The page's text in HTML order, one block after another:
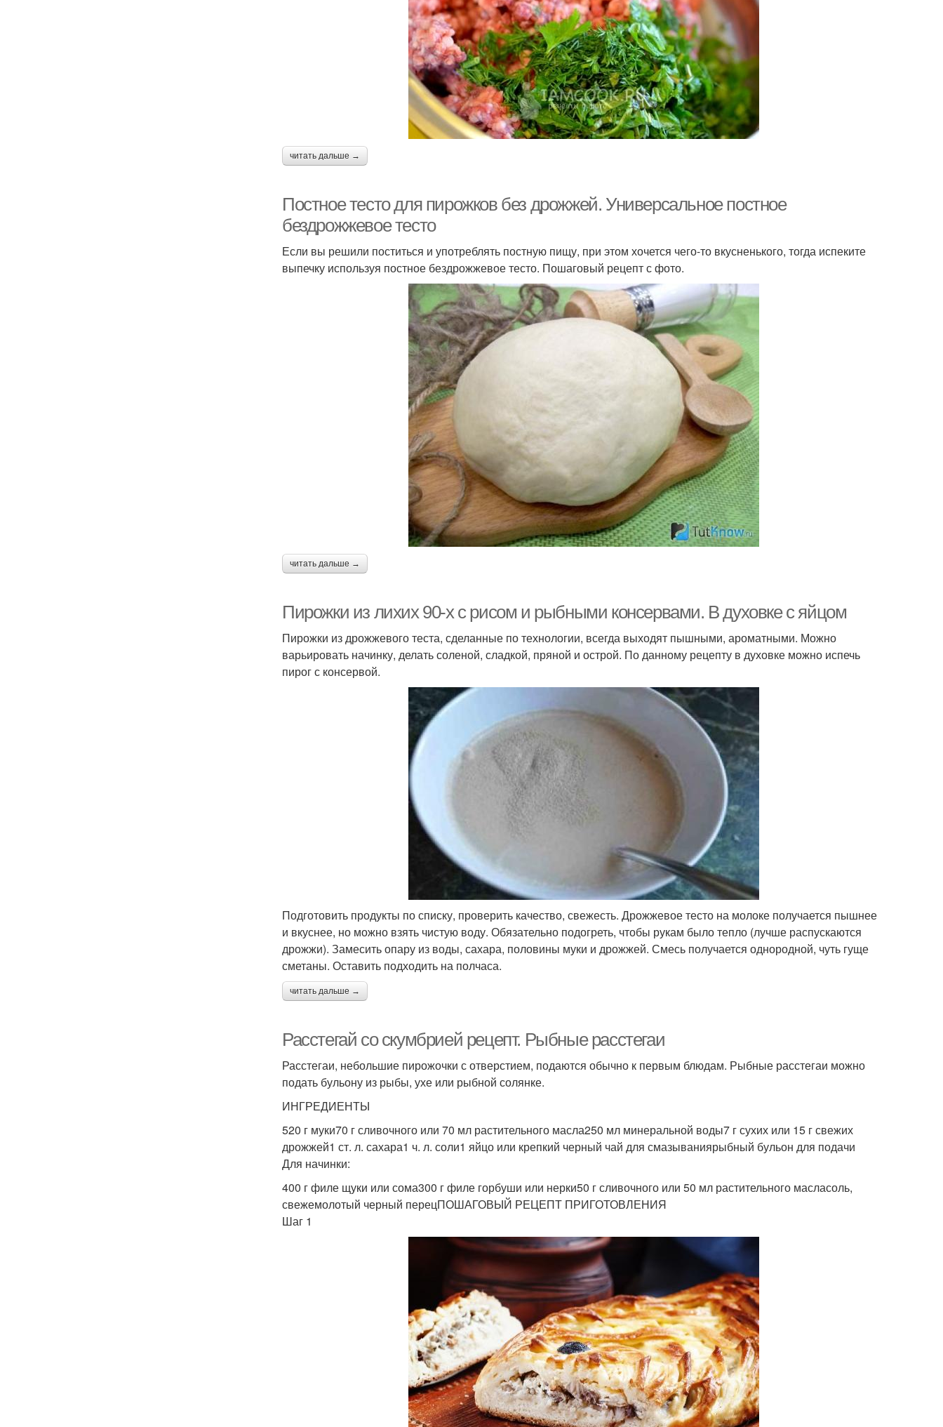
читать дальше →
Постное тесто для пирожков без дрожжей. Универсальное постное
бездрожжевое тесто
Если вы решили поститься и употреблять постную пищу, при этом хочется чего-то вкусненького, тогда испеките
выпечку используя постное бездрожжевое тесто. Пошаговый рецепт с фото.
читать дальше →
Пирожки из лихих 90-х с рисом и рыбными консервами. В духовке с яйцом
Пирожки из дрожжевого теста, сделанные по технологии, всегда выходят пышными, ароматными. Можно
варьировать начинку, делать соленой, сладкой, пряной и острой. По данному рецепту в духовке можно испечь
пирог с консервой.
Подготовить продукты по списку, проверить качество, свежесть. Дрожжевое тесто на молоке получается пышнее
и вкуснее, но можно взять чистую воду. Обязательно подогреть, чтобы рукам было тепло (лучше распускаются
дрожжи). Замесить опару из воды, сахара, половины муки и дрожжей. Смесь получается однородной, чуть гуще
сметаны. Оставить подходить на полчаса.
читать дальше →
Расстегай со скумбрией рецепт. Рыбные расстегаи
Расстегаи, небольшие пирожочки с отверстием, подаются обычно к первым блюдам. Рыбные расстегаи можно
подать бульону из рыбы, ухе или рыбной солянке.
ИНГРЕДИЕНТЫ
520 г муки70 г сливочного или 70 мл растительного масла250 мл минеральной воды7 г сухих или 15 г свежих
дрожжей1 ст. л. сахара1 ч. л. соли1 яйцо или крепкий черный чай для смазываниярыбный бульон для подачи
Для начинки:
400 г филе щуки или сома300 г филе горбуши или нерки50 г сливочного или 50 мл растительного масласоль,
свежемолотый черный перецПОШАГОВЫЙ РЕЦЕПТ ПРИГОТОВЛЕНИЯ
Шаг 1